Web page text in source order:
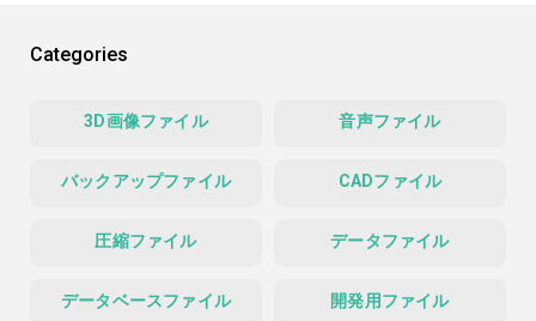
Categories
3D画像ファイル 音声ファイル
バックアップファイル CADファイル
圧縮ファイル データファイル
データベースファイル 開発用ファイル